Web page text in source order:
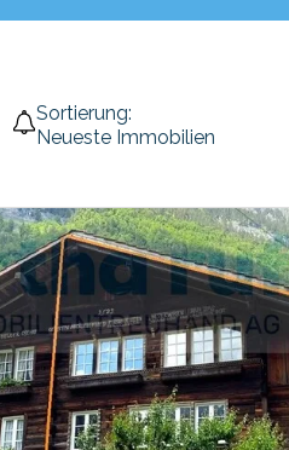
Sortierung:
Neueste Immobilien